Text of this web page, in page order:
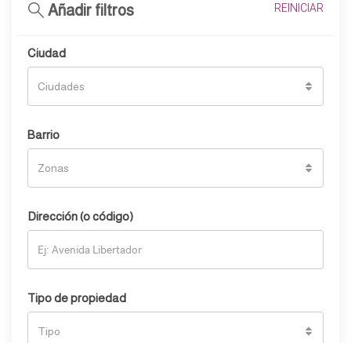
Añadir filtros REINICIAR
Ciudad
Ciudades
Barrio
Zonas
Dirección (o código)
Tipo de propiedad
Tipo